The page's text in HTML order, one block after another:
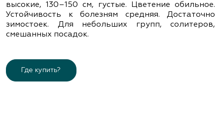
высокие, 130–150 см, густые. Цветение обильное.
Устойчивость к болезням средняя. Достаточно
зимостоек. Для небольших групп, солитеров,
смешанных посадок.
Где купить?